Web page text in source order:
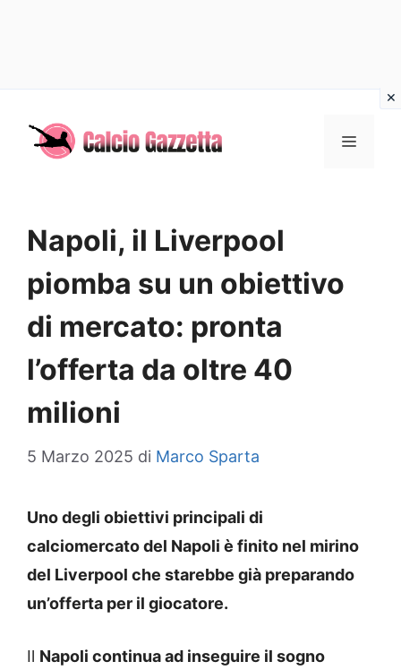
contenuto
MENU
Napoli, il Liverpool
piomba su un obiettivo
di mercato: pronta
l’offerta da oltre 40
milioni
5 Marzo 2025 di Marco Sparta
Uno degli obiettivi principali di
calciomercato del Napoli è finito nel mirino
del Liverpool che starebbe già preparando
un’offerta per il giocatore.
Il Napoli continua ad inseguire il sogno